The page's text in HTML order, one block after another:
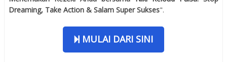
Dreaming, Take Action & Salam Super Sukses".
MULAI DARI SINI